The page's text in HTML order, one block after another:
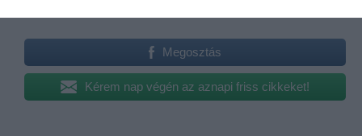
Megosztás
Kérem nap végén az aznapi friss cikkeket!